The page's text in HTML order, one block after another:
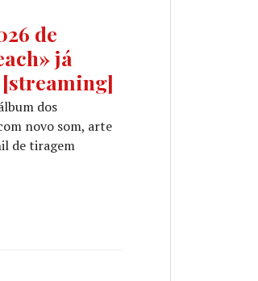
de
já
dos
novo som, arte
de tiragem
2026 de «Practice What You